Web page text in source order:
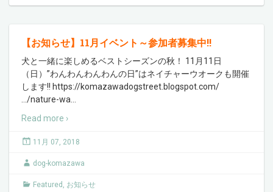
【お知らせ】11月イベント～参加者募集中!!
犬と一緒に楽しめるベストシーズンの秋！ 11月11日
（日）”わんわんわんわんの日”はネイチャーウオークも開催
します!! https://komazawadogstreet.blogspot.com/
…/nature-wa
Read more ›
11月 07, 2018
dog-komazawa
Featured , お知らせ